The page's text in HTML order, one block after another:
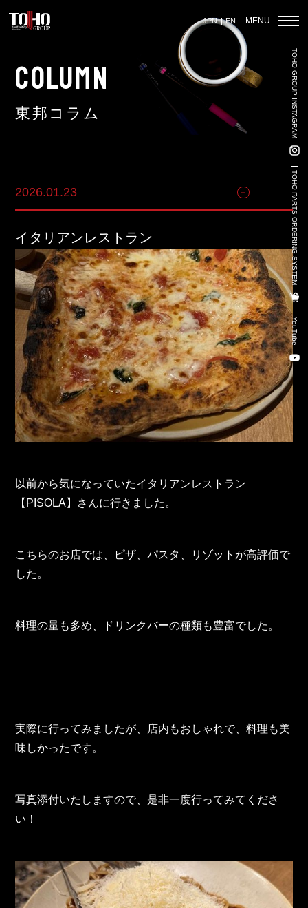
JPN EN MENU
Used Car Sales
Land-Based Aquaculture
Import And Export
Recruitment Consulting
Talent Placement Service
DX
TOHO Holdings Co., Ltd.
TOHO Autofreude Co., Ltd.
Thonatik Co., Ltd.
TOHO Group Recruitment Information
TOHO PARTS ORDERING SYSTEM
TOHO GROUP INSTAGRAM
TOHO GROUP INSTAGRAM
TOHO PARTS ORDERING SYSTEM
YouTube
COLUMN
東邦コラム
2026.01.23 その他
イタリアンレストラン
以前から気になっていたイタリアンレストラン
【PISOLA】さんに行きました。
こちらのお店では、ピザ、パスタ、リゾットが高評価で
した。
料理の量も多め、ドリンクバーの種類も豊富でした。
実際に行ってみましたが、店内もおしゃれで、料理も美
味しかったです。
写真添付いたしますので、是非一度行ってみてくださ
い！